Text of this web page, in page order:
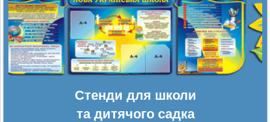
Стенди для школи
та дитячого садка